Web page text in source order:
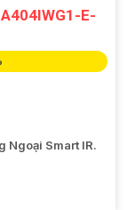
E-
Ngoại Smart IR.